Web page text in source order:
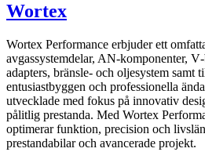
Wortex
Wortex Performance erbjuder ett
avgassystemdelar, AN-komponenter,
adapters, bränsle- och oljesystem samt
entusiastbyggen och professionella
utvecklade med fokus på innovativ
pålitlig prestanda. Med Wortex
optimerar funktion, precision och
prestandabilar och avancerade projekt.